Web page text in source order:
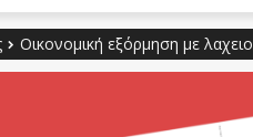
Οικονομική εξόρμηση με